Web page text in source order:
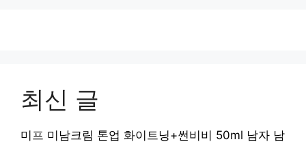
최신 글
미프 미남크림 톤업 화이트닝+썬비비 50ml 남자 남